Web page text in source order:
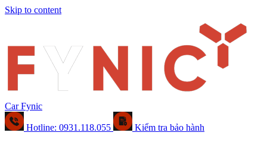
Skip to content
Car Fynic
Hotline: 0931.118.055
Kiểm tra bảo hành